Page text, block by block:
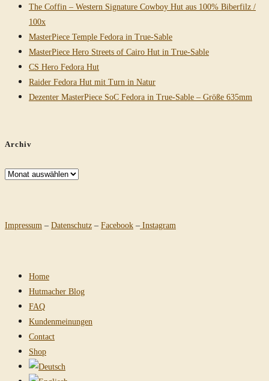
The Coffin – Western Signature Cowboy Hut aus 100% Biberfilz /
100x
MasterPiece Temple Fedora in True-Sable
MasterPiece Hero Streets of Cairo Hut in True-Sable
CS Hero Fedora Hut
Raider Fedora Hut mit Turn in Natur
Dezenter MasterPiece SoC Fedora in True-Sable – Größe 635mm
Archiv
Archiv
Impressum – Datenschutz – Facebook – Instagram
Home
Hutmacher Blog
FAQ
Kundenmeinungen
Contact
Shop